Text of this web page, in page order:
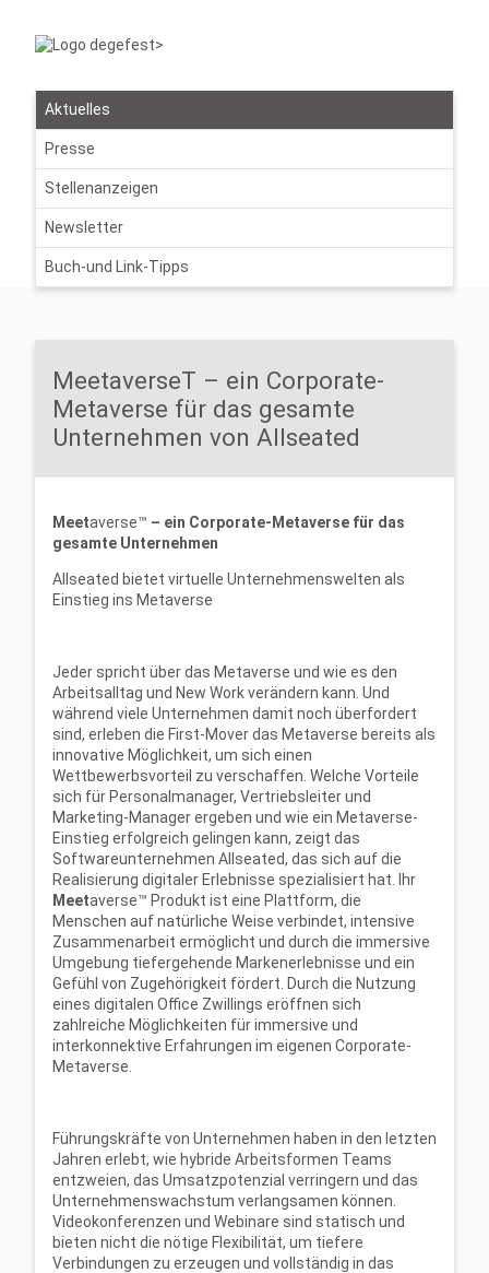
Aktuelles
Presse
Stellenanzeigen
Newsletter
Buch-und Link-Tipps
MeetaverseT – ein Corporate-
Metaverse für das gesamte
Unternehmen von Allseated
Meetaverse™ – ein Corporate-Metaverse für das
gesamte Unternehmen
Allseated bietet virtuelle Unternehmenswelten als
Einstieg ins Metaverse
Jeder spricht über das Metaverse und wie es den
Arbeitsalltag und New Work verändern kann. Und
während viele Unternehmen damit noch überfordert
sind, erleben die First-Mover das Metaverse bereits als
innovative Möglichkeit, um sich einen
Wettbewerbsvorteil zu verschaffen. Welche Vorteile
sich für Personalmanager, Vertriebsleiter und
Marketing-Manager ergeben und wie ein Metaverse-
Einstieg erfolgreich gelingen kann, zeigt das
Softwareunternehmen Allseated, das sich auf die
Realisierung digitaler Erlebnisse spezialisiert hat. Ihr
Meetaverse™ Produkt ist eine Plattform, die
Menschen auf natürliche Weise verbindet, intensive
Zusammenarbeit ermöglicht und durch die immersive
Umgebung tiefergehende Markenerlebnisse und ein
Gefühl von Zugehörigkeit fördert. Durch die Nutzung
eines digitalen Office Zwillings eröffnen sich
zahlreiche Möglichkeiten für immersive und
interkonnektive Erfahrungen im eigenen Corporate-
Metaverse.
Führungskräfte von Unternehmen haben in den letzten
Jahren erlebt, wie hybride Arbeitsformen Teams
entzweien, das Umsatzpotenzial verringern und das
Unternehmenswachstum verlangsamen können.
Videokonferenzen und Webinare sind statisch und
bieten nicht die nötige Flexibilität, um tiefere
Verbindungen zu erzeugen und vollständig in das